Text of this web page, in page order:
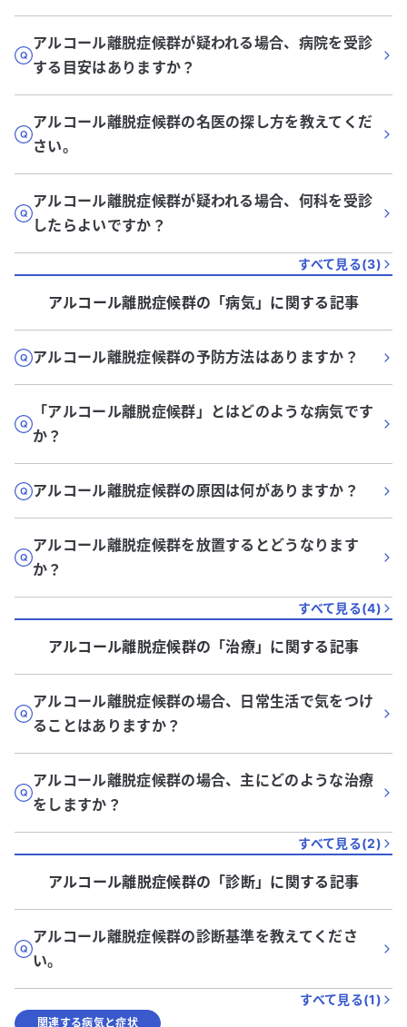
アルコール離脱症候群が疑われる場合、病院を受診
する目安はありますか？
アルコール離脱症候群の名医の探し方を教えてくだ
さい。
アルコール離脱症候群が疑われる場合、何科を受診
したらよいですか？
すべて見る(3)
アルコール離脱症候群の「病気」に関する記事
アルコール離脱症候群の予防方法はありますか？
「アルコール離脱症候群」とはどのような病気です
か？
アルコール離脱症候群の原因は何がありますか？
アルコール離脱症候群を放置するとどうなります
か？
すべて見る(4)
アルコール離脱症候群の「治療」に関する記事
アルコール離脱症候群の場合、日常生活で気をつけ
ることはありますか？
アルコール離脱症候群の場合、主にどのような治療
をしますか？
すべて見る(2)
アルコール離脱症候群の「診断」に関する記事
アルコール離脱症候群の診断基準を教えてくださ
い。
すべて見る(1)
関連する病気と症状